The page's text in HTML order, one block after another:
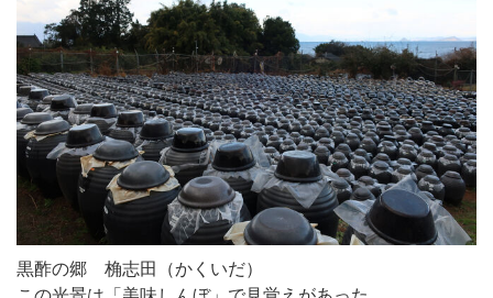
黒酢の郷 桷志田（かくいだ）